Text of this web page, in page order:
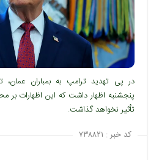
در پی تهدید ترامپ به بمباران عمان،
پنجشنبه اظهار داشت که این اظهارات بر
تأثیر نخواهد گذاشت.
کد خبر : ۷۳۸۸۲۱